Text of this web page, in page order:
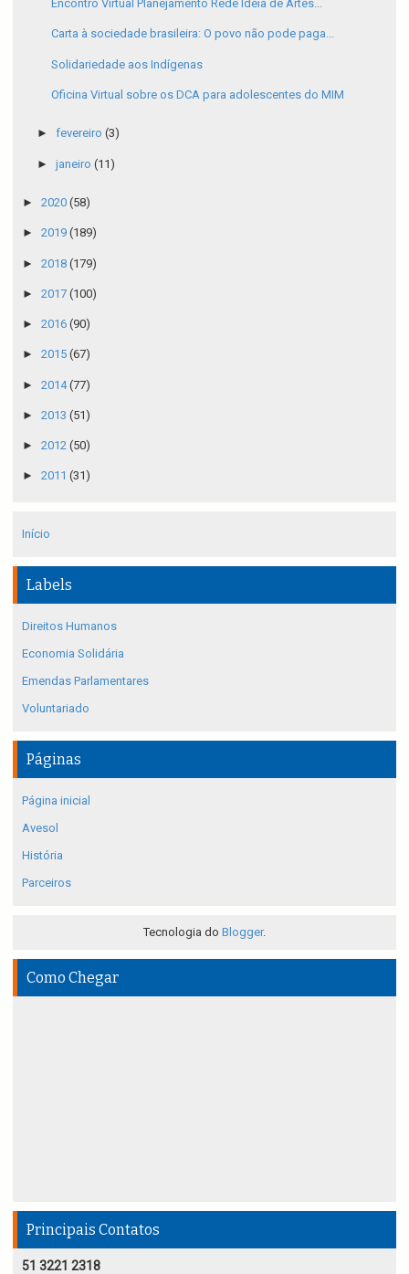
Encontro Virtual Planejamento Rede Ideia de Artes...
Carta à sociedade brasileira: O povo não pode paga...
Solidariedade aos Indígenas
Oficina Virtual sobre os DCA para adolescentes do MIM
► fevereiro (3)
► janeiro (11)
► 2020 (58)
► 2019 (189)
► 2018 (179)
► 2017 (100)
► 2016 (90)
► 2015 (67)
► 2014(77)
► 2013 (51)
► 2012 (50)
► 2011 (31)
Início
Labels
Direitos Humanos
Economia Solidária
Emendas Parlamentares
Voluntariado
Páginas
Página inicial
Avesol
História
Parceiros
Tecnologia do Blogger.
Como Chegar
Principais Contatos
51 3221 2318